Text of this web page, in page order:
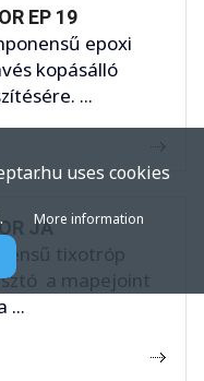
EP 19
epoxi
kopásálló
...
JA
tixotróp
a mapejoint
...
uses cookies
More information